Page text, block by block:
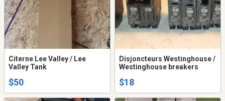
Citerne Lee Valley / Lee
Valley Tank
$50
Disjoncteurs Westinghouse /
Westinghouse breakers
$18